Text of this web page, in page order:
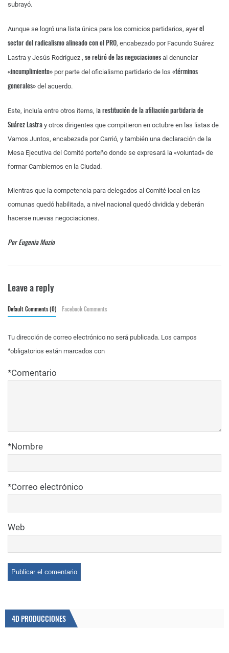
subrayó.
Aunque se logró una lista única para los comicios partidarios, ayerel
sector del radicalismo alineado con el PRO, encabezado por Facundo Suárez
Lastra y Jesús Rodríguez , se retiró de las negociaciones al denunciar
«incumplimiento» por parte del oficialismo partidario de los «términos
generales» del acuerdo.
Este, incluía entre otros ítems, l a restitución de la afiliación partidaria de
Suárez Lastra y otros dirigentes que compitieron en octubre en las listas de
Vamos Juntos, encabezada por Carrió, y también una declaración de la
Mesa Ejecutiva del Comité porteño donde se expresará la «voluntad» de
formar Cambiemos en la Ciudad.
Mientras que la competencia para delegados al Comité local en las
comunas quedó habilitada, a nivel nacional quedó dividida y deberán
hacerse nuevas negociaciones.
Por Eugenia Muzio
Leave a reply
Default Comments (0) Facebook Comments
Tu dirección de correo electrónico no será publicada. Los campos
obligatorios están marcados con
*
Comentario
*
Nombre
*
Correo electrónico
*
Web
4D PRODUCCIONES